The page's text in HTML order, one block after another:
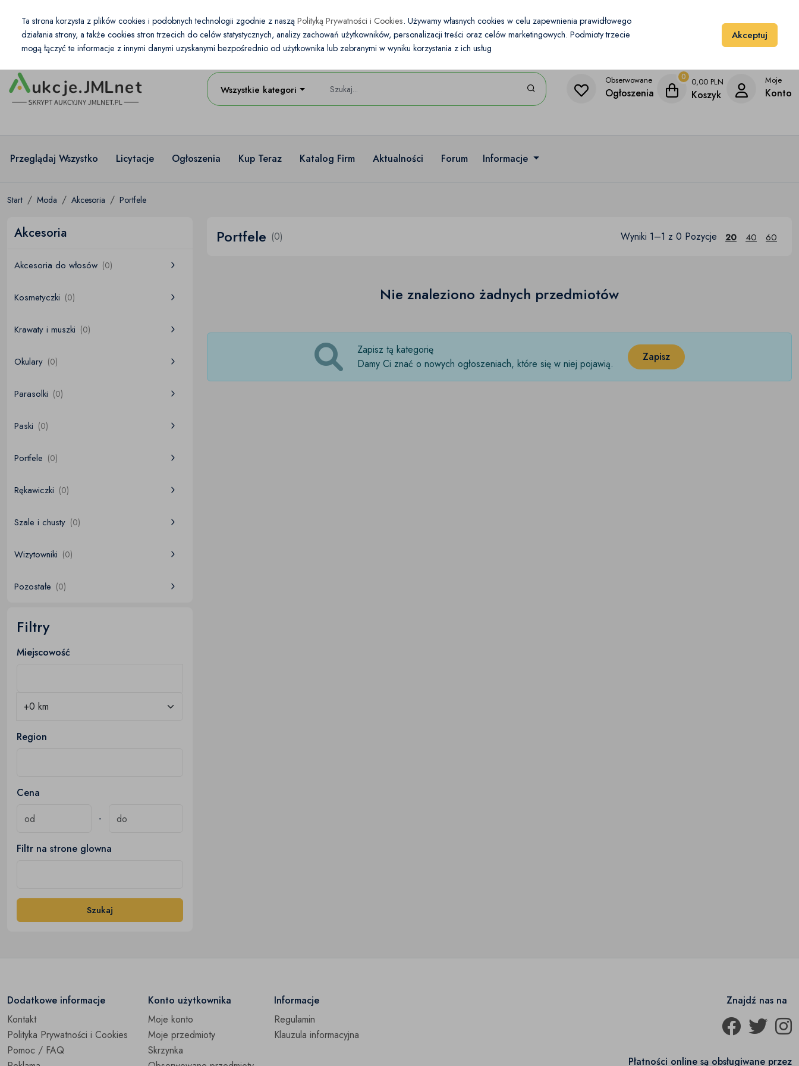
PL PLN Moje konto Dodaj przedmiot
Wszystkie kategorie
Obserwowane
Ogłoszenia
0 0,00 PLN
Koszyk
Moje
Konto
Przeglądaj Wszystko Licytacje Ogłoszenia Kup Teraz Katalog Firm Aktualności Forum Informacje
Start Moda Akcesoria Portfele
Akcesoria
Akcesoria do włosów (0)
Kosmetyczki (0)
Krawaty i muszki (0)
Okulary (0)
Parasolki (0)
Paski (0)
Portfele (0)
Rękawiczki (0)
Szale i chusty (0)
Wizytowniki (0)
Pozostałe (0)
Filtry
Miejscowość
Region
Cena
-
Filtr na strone glowna
Szukaj
Portfele (0) Wyniki 1–1 z 0 Pozycje 20 40 60
Nie znaleziono żadnych przedmiotów
Zapisz tą kategorię
Damy Ci znać o nowych ogłoszeniach, które się w niej pojawią.
Zapisz
Dodatkowe informacje
Kontakt
Polityka Prywatności i Cookies
Pomoc / FAQ
Konto użytkownika
Moje konto
Moje przedmioty
Skrzynka
Informacje
Regulamin
Klauzula informacyjna
Znajdź nas na
Płatności online są obsługiwane przez
Ta strona korzysta z plików cookies i podobnych technologii zgodnie z naszą Polityką Prywatności i Cookies. Używamy własnych cookies w celu zapewnienia prawidłowego
działania strony, a także cookies stron trzecich do celów statystycznych, analizy zachowań użytkowników, personalizacji treści oraz celów marketingowych. Podmioty trzecie
mogą łączyć te informacje z innymi danymi uzyskanymi bezpośrednio od użytkownika lub zebranymi w wyniku korzystania z ich usług
Akceptuj